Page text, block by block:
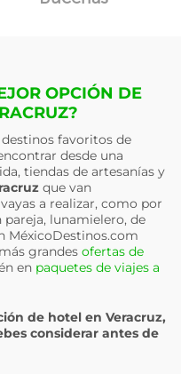
OPCIÓN DE
destinos favoritos de
desde una
tiendas de artesanías y
que van
a realizar, como por
lunamielero, de
MéxicoDestinos.com
grandes ofertas de
en paquetes de viajes a
de hotel en Veracruz,
considerar antes de